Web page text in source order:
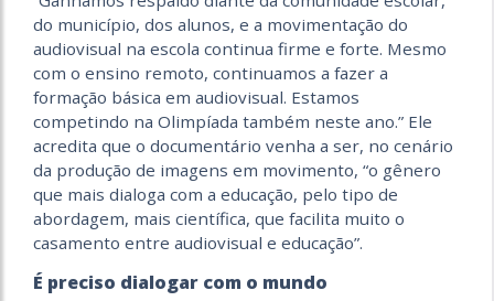
do município, dos alunos, e a movimentação do
audiovisual na escola continua firme e forte. Mesmo
com o ensino remoto, continuamos a fazer a
formação básica em audiovisual. Estamos
competindo na Olimpíada também neste ano.” Ele
acredita que o documentário venha a ser, no cenário
da produção de imagens em movimento, “o gênero
que mais dialoga com a educação, pelo tipo de
abordagem, mais científica, que facilita muito o
casamento entre audiovisual e educação”.
É preciso dialogar com o mundo